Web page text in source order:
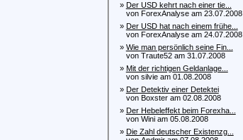
» Der USD kehrt nach einer tie...
von ForexAnalyse am 23.07.2008
» Der USD hat nach einem frühe...
von ForexAnalyse am 24.07.2008
» Wie man persönlich seine Fin...
von Traute52 am 31.07.2008
» Mit der richtigen Geldanlage...
von silvie am 01.08.2008
» Der Detektiv einer Detektei
von Boxster am 02.08.2008
» Der Hebeleffekt beim Forexha...
von Wini am 05.08.2008
» Die Zahl deutscher Existenzg...